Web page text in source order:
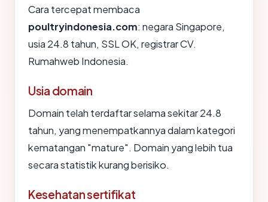
Cara tercepat membaca
poultryindonesia.com: negara Singapore,
usia 24.8 tahun, SSL OK, registrar CV.
Rumahweb Indonesia.
Usia domain
Domain telah terdaftar selama sekitar 24.8
tahun, yang menempatkannya dalam kategori
kematangan "mature". Domain yang lebih tua
secara statistik kurang berisiko.
Kesehatan sertifikat